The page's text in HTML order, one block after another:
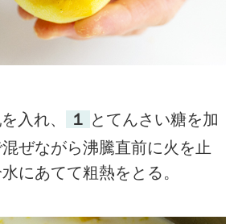
入れ、 １ とてんさい糖を加
ぜながら沸騰直前に火を止
にあてて粗熱をとる。